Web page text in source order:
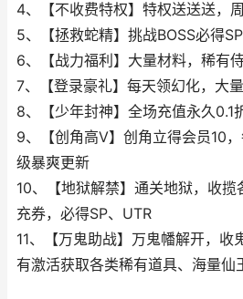
4、【不收费特权】特权送送送，
5、【拯救蛇精】挑战BOSS必得
6、【战力福利】大量材料，稀有
7、【登录豪礼】每天领幻化，大
8、【少年封神】全场充值永久0.1
9、【创角高V】创角立得会员10
级暴爽更新
10、【地狱解禁】通关地狱，收揽
充券，必得SP、UTR
11、【万鬼助战】万鬼幡解开，收
有激活获取各类稀有道具、海量仙